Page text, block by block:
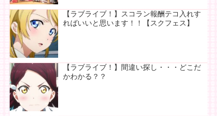
【ラブライブ！】スコラン報酬テコ入れす
ればいいと思います！！【スクフェス】
【ラブライブ！】間違い探し・・・どこだ
かわかる？？